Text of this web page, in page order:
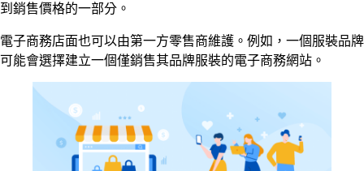
到銷售價格的一部分。
電子商務店面也可以由第一方零售商維護。例如，一個服裝品牌
可能會選擇建立一個僅銷售其品牌服裝的電子商務網站。